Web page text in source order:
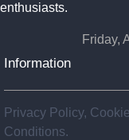
enthusiasts.
Friday,
Information
Privacy Policy,
Conditions.